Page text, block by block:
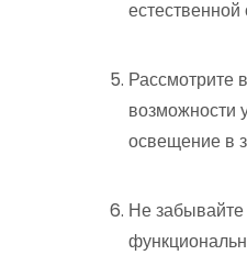
Рассмотрите
возможности
освещение в
Не забывайте